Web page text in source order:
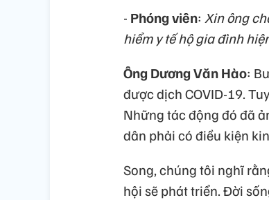
- Phóng viên: Xin ông
hiểm y tế hộ gia đình
Ông Dương Văn Hào:
được dịch COVID-19.
Những tác động đó đã
dân phải có điều kiện
Song, chúng tôi nghĩ
hội sẽ phát triển. Đời